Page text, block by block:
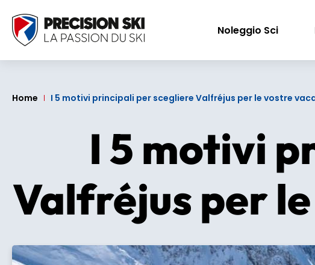
Noleggio Sci
Home I 5 motivi principali per scegliere Valfréjus per le vostre
I 5 motivi
Valfréjus per